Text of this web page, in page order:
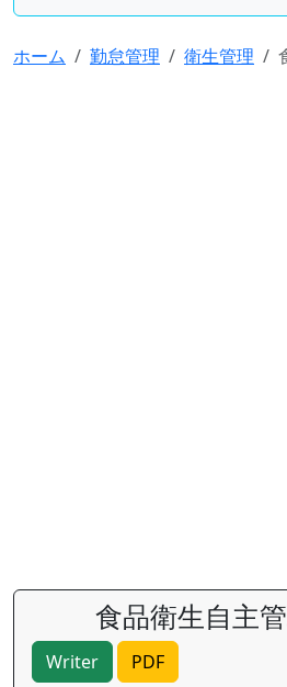
ホーム 勤怠管理 衛生管理
食品衛生自主
Writer PDF